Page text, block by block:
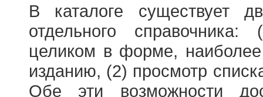
В каталоге существует
отдельного
целиком в форме,
изданию, (2) просмотр
Обе эти возможности